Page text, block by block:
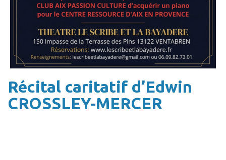
Récital caritatif d’Edwin
CROSSLEY-MERCER